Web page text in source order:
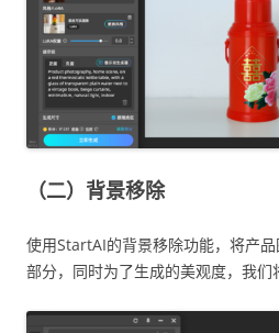
（二）背景移除
使用StartAI的背景移除功能，将产
部分，同时为了生成的美观度，我们